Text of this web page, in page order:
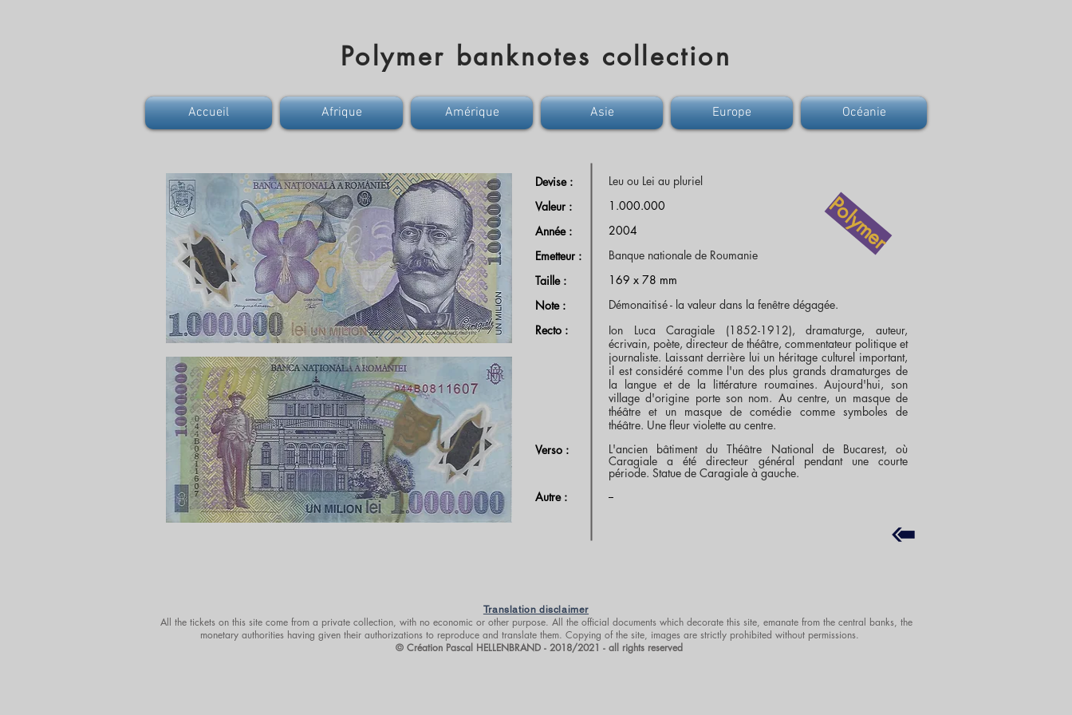
Polymer banknotes collection
Accueil Afrique Amérique Asie Europe Océanie
Devise :
Leu ou Lei au pluriel
Valeur :
1.000.000
Année :
2004
Emetteur :
Banque nationale de Roumanie
Taille :
169 x 78 mm
Note :
Démonaitisé - la valeur dans la fenêtre dégagée.
Recto :
Ion Luca Caragiale (1852-1912), dramaturge, auteur,
écrivain, poète, directeur de théâtre, commentateur politique et
journaliste. Laissant derrière lui un héritage culturel important,
il est considéré comme l'un des plus grands dramaturges de
la langue et de la littérature roumaines. Aujourd'hui, son
village d'origine porte son nom. Au centre, un masque de
théâtre et un masque de comédie comme symboles de
théâtre. Une fleur violette au centre.
Verso :
L'ancien bâtiment du Théâtre National de Bucarest, où
Caragiale a été directeur général pendant une courte
période. Statue de Caragiale à gauche.
Autre :
--
Polymer
Translation disclaimer
All the tickets on this site come from a private collection, with no economic or other purpose. All the official documents which decorate this site, emanate from the central banks, the
monetary authorities having given their authorizations to reproduce and translate them. Copying of the site, images are strictly prohibited without permissions.
© Création Pascal HELLENBRAND - 2018/2021 - all rights reserved